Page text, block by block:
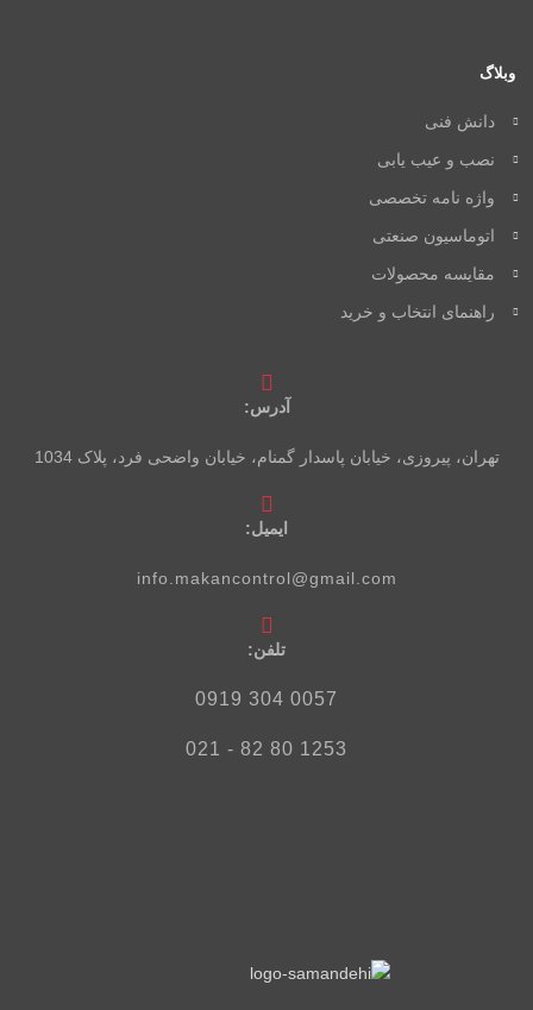
وبلاگ
دانش فنی
نصب و عیب یابی
واژه نامه تخصصی
اتوماسیون صنعتی
مقایسه محصولات
راهنمای انتخاب و خرید
آدرس:
تهران، پیروزی، خیابان پاسدار گمنام، خیابان واضحی فرد، پلاک 1034
ایمیل:
info.makancontrol@gmail.com
تلفن‌:
0057 304 0919
1253 80 82 - 021